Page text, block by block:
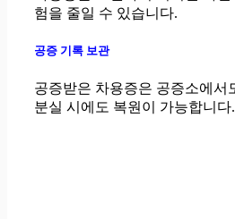
험을 줄일 수 있습니다.
공증 기록 보관
공증받은 차용증은 공증소에서
분실 시에도 복원이 가능합니다.